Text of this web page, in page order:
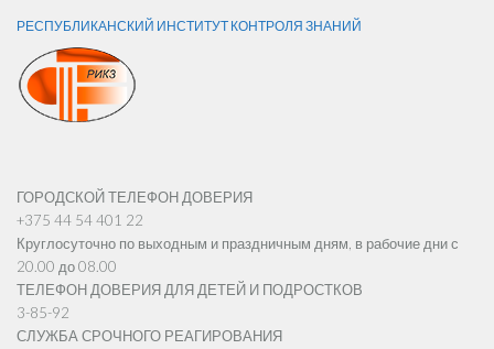
РЕСПУБЛИКАНСКИЙ ИНСТИТУТ КОНТРОЛЯ ЗНАНИЙ
ГОРОДСКОЙ ТЕЛЕФОН ДОВЕРИЯ
+375 44 54 401 22
Круглосуточно по выходным и праздничным дням, в рабочие дни с
20.00 до 08.00
ТЕЛЕФОН ДОВЕРИЯ ДЛЯ ДЕТЕЙ И ПОДРОСТКОВ
3-85-92
СЛУЖБА СРОЧНОГО РЕАГИРОВАНИЯ